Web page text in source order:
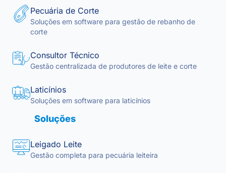
Pecuária de Corte
Soluções em software para gestão de rebanho de
corte
Consultor Técnico
Gestão centralizada de produtores de leite e corte
Laticínios
Soluções em software para laticínios
Soluções
Leigado Leite
Gestão completa para pecuária leiteira